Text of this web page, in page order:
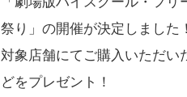
祭り」の開催が決定しました！
対象店舗にてご購入いただい
どをプレゼント！